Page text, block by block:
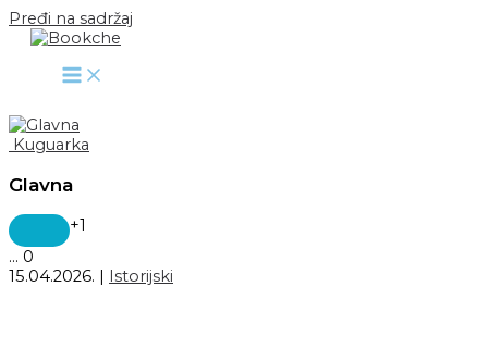
Pređi na sadržaj
Kuguarka
Glavna
+1
... 0
15.04.2026. | Istorijski